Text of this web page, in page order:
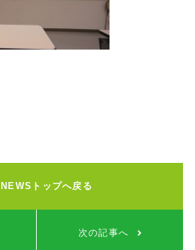
NEWSトップへ戻る
次の記事へ